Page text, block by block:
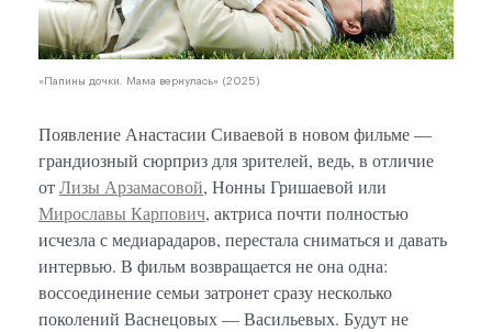
«Папины дочки. Мама вернулась» (2025)
Появление Анастасии Сиваевой в новом фильме —
грандиозный сюрприз для зрителей, ведь, в отличие
отЛизы Арзамасовой, Нонны Гришаевой или
Мирославы Карпович, актриса почти полностью
исчезла с медиарадаров, перестала сниматься и давать
интервью. В фильм возвращается не она одна:
воссоединение семьи затронет сразу несколько
поколений Васнецовых — Васильевых. Будут не